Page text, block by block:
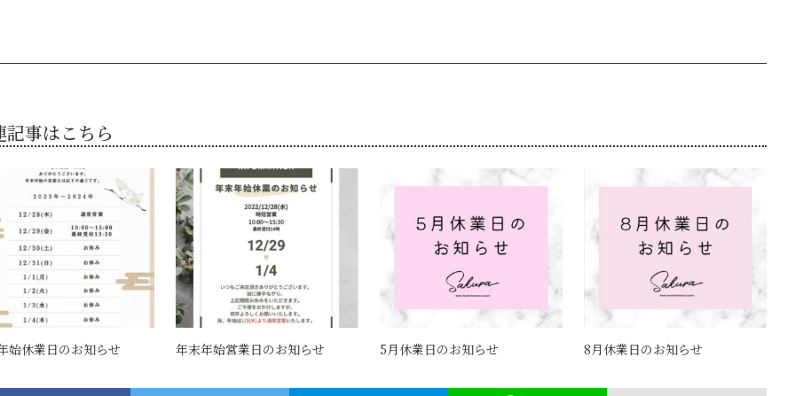
記事はこちら
始休業日のお知らせ 年末年始営業日のお知らせ 5月休業日のお知らせ 8月休業日のお知らせ